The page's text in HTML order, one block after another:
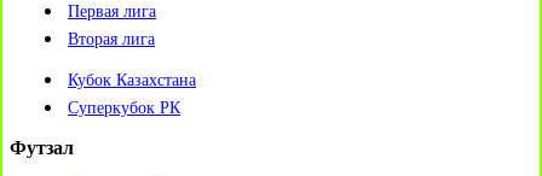
Первая лига
Вторая лига
Кубок Казахстана
Суперкубок РК
Футзал